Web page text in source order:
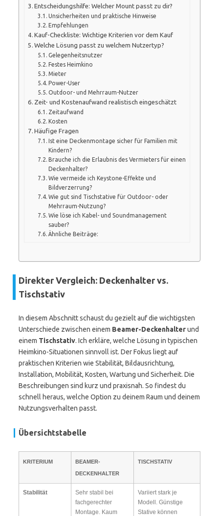
Entscheidungshilfe: Welcher Mount passt zu dir?
Unsicherheiten und praktische Hinweise
Empfehlungen
Kauf-Checkliste: Wichtige Kriterien vor dem Kauf
Welche Lösung passt zu welchem Nutzertyp?
Gelegenheitsnutzer
Festes Heimkino
Mieter
Power-User
Outdoor- und Mehrraum-Nutzer
Zeit- und Kostenaufwand realistisch eingeschätzt
Zeitaufwand
Kosten
Häufige Fragen
Ist eine Deckenmontage sicher für Familien mit
Kindern?
Brauche ich die Erlaubnis des Vermieters für einen
Deckenhalter?
Wie vermeide ich Keystone-Effekte und
Bildverzerrung?
Wie gut sind Tischstative für Outdoor- oder
Mehrraum-Nutzung?
Wie löse ich Kabel- und Soundmanagement
sauber?
Ähnliche Beiträge:
Direkter Vergleich: Deckenhalter vs.
Tischstativ
In diesem Abschnitt schaust du gezielt auf die wichtigsten
Unterschiede zwischen einem Beamer-Deckenhalterund
einem Tischstativ. Ich erkläre, welche Lösung in typischen
Heimkino-Situationen sinnvoll ist. Der Fokus liegt auf
praktischen Kriterien wie Stabilität, Bildausrichtung,
Installation, Mobilität, Kosten, Wartung und Sicherheit. Die
Beschreibungen sind kurz und praxisnah. So findest du
schnell heraus, welche Option zu deinem Raum und deinem
Nutzungsverhalten passt.
Übersichtstabelle
KRITERIUM
BEAMER-
DECKENHALTER
TISCHSTATIV
Stabilität
Sehr stabil bei
fachgerechter
Montage. Kaum
Variiert stark je
Modell. Günstige
Stative können